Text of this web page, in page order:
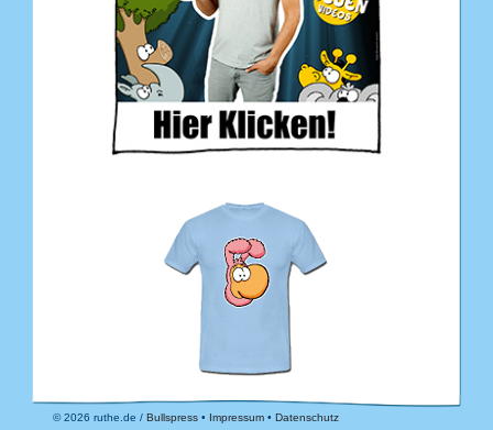
© 2026 ruthe.de / Bullspress • Impressum • Datenschutz